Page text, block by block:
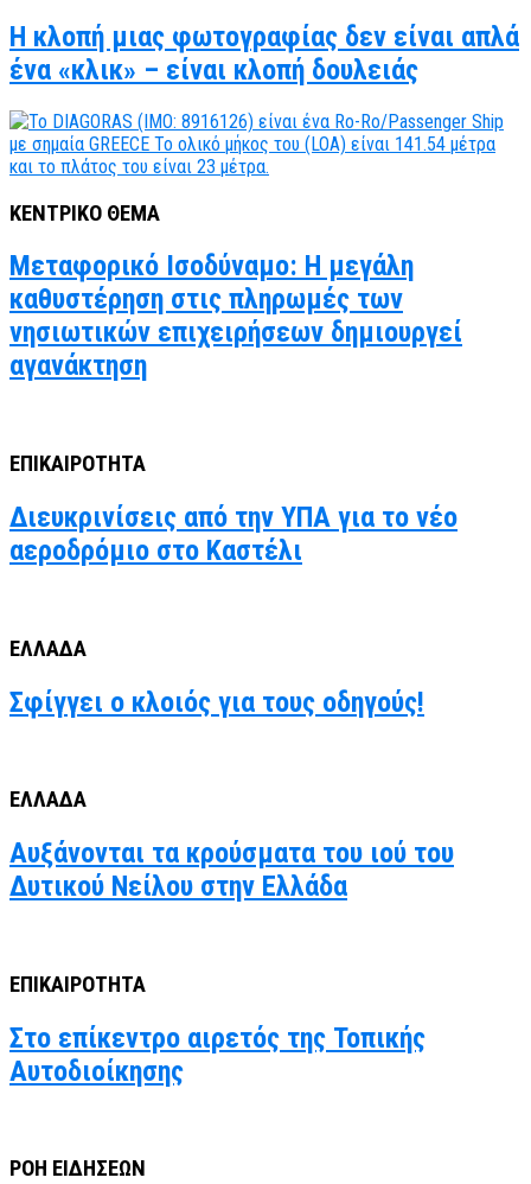
Η κλοπή μιας φωτογραφίας δεν είναι απλά
ένα «κλικ» – είναι κλοπή δουλειάς
ΚΕΝΤΡΙΚΟ ΘΕΜΑ
Μεταφορικό Ισοδύναμο: Η μεγάλη
καθυστέρηση στις πληρωμές των
νησιωτικών επιχειρήσεων δημιουργεί
αγανάκτηση
ΕΠΙΚΑΙΡΟΤΗΤΑ
Διευκρινίσεις από την ΥΠΑ για το νέο
αεροδρόμιο στο Καστέλι
ΕΛΛΑΔΑ
Σφίγγει ο κλοιός για τους οδηγούς!
ΕΛΛΑΔΑ
Αυξάνονται τα κρούσματα του ιού του
Δυτικού Νείλου στην Ελλάδα
ΕΠΙΚΑΙΡΟΤΗΤΑ
Στο επίκεντρο αιρετός της Τοπικής
Αυτοδιοίκησης
ΡΟΗ ΕΙΔΗΣΕΩΝ